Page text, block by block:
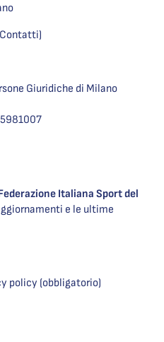
Giuridiche di Milano
Italiana Sport del
e le ultime
policy (obbligatorio)